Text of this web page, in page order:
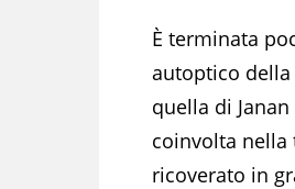
È terminata
autoptico
quella di
coinvolta nella
ricoverato in